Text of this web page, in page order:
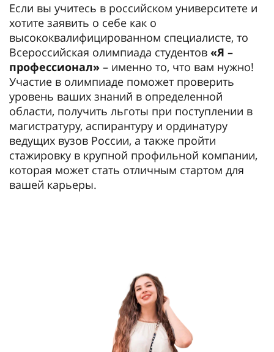
Если вы учитесь в российском университете и
хотите заявить о себе как о
высококвалифицированном специалисте, то
Всероссийская олимпиада студентов «Я –
профессионал» – именно то, что вам нужно!
Участие в олимпиаде поможет проверить
уровень ваших знаний в определенной
области, получить льготы при поступлении в
магистратуру, аспирантуру и ординатуру
ведущих вузов России, а также пройти
стажировку в крупной профильной компании,
которая может стать отличным стартом для
вашей карьеры.